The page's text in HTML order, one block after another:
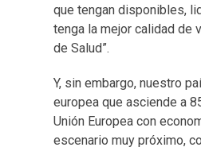
que tengan disponibles,
tenga la mejor calidad de
de Salud”.
Y, sin embargo, nuestro
europea que asciende a
Unión Europea con
escenario muy próximo,